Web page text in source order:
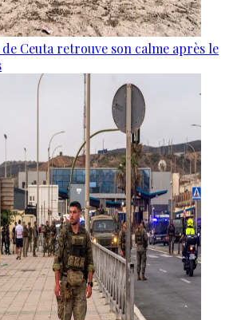
Ceuta retrouve son calme après le